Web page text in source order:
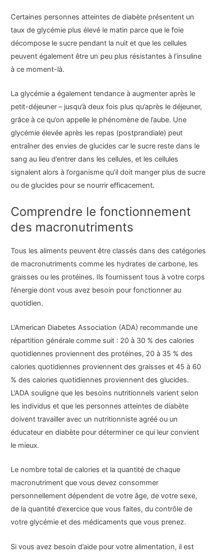
Certaines personnes atteintes de diabète présentent un
taux de glycémie plus élevé le matin parce que le foie
décompose le sucre pendant la nuit et que les cellules
peuvent également être un peu plus résistantes à l’insuline
à ce moment-là.
La glycémie a également tendance à augmenter après le
petit-déjeuner – jusqu’à deux fois plus qu’après le déjeuner,
grâce à ce qu’on appelle le phénomène de l’aube. Une
glycémie élevée après les repas (postprandiale) peut
entraîner des envies de glucides car le sucre reste dans le
sang au lieu d’entrer dans les cellules, et les cellules
signalent alors à l’organisme qu’il doit manger plus de sucre
ou de glucides pour se nourrir efficacement.
Comprendre le fonctionnement
des macronutriments
Tous les aliments peuvent être classés dans des catégories
de macronutriments comme les hydrates de carbone, les
graisses ou les protéines. Ils fournissent tous à votre corps
l’énergie dont vous avez besoin pour fonctionner au
quotidien.
L’American Diabetes Association (ADA) recommande une
répartition générale comme suit : 20 à 30 % des calories
quotidiennes proviennent des protéines, 20 à 35 % des
calories quotidiennes proviennent des graisses et 45 à 60
% des calories quotidiennes proviennent des glucides.
L’ADA souligne que les besoins nutritionnels varient selon
les individus et que les personnes atteintes de diabète
doivent travailler avec un nutritionniste agréé ou un
éducateur en diabète pour déterminer ce qui leur convient
le mieux.
Le nombre total de calories et la quantité de chaque
macronutriment que vous devez consommer
personnellement dépendent de votre âge, de votre sexe,
de la quantité d’exercice que vous faites, du contrôle de
votre glycémie et des médicaments que vous prenez.
Si vous avez besoin d’aide pour votre alimentation, il est